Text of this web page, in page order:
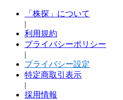
「株探」について
|
利用規約
プライバシーポリシー
|
プライバシー設定
特定商取引表示
|
採用情報